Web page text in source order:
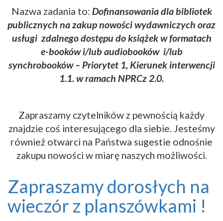
Nazwa zadania to: Dofinansowania dla bibliotek
publicznych na zakup nowości wydawniczych oraz
usługi zdalnego dostępu do książek w formatach
e-booków i/lub audiobooków i/lub
synchrobooków – Priorytet 1, Kierunek interwencji
1.1. w ramach NPRCz 2.0.
Zapraszamy czytelników z pewnością każdy
znajdzie coś interesującego dla siebie. Jesteśmy
również otwarci na Państwa sugestie odnośnie
zakupu nowości w miarę naszych możliwości.
Zapraszamy dorosłych na
wieczór z planszówkami !